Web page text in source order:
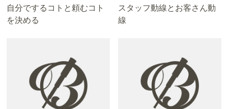
自分でするコトと頼むコト
を決める
スタッフ動線とお客さん動
線